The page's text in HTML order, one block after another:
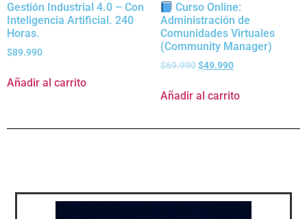
Gestión Industrial 4.0 – Con
Inteligencia Artificial. 240
Horas.
$89.990
Añadir al carrito
Curso Online:
Administración de
Comunidades Virtuales
(Community Manager)
$69.990$49.990
Añadir al carrito